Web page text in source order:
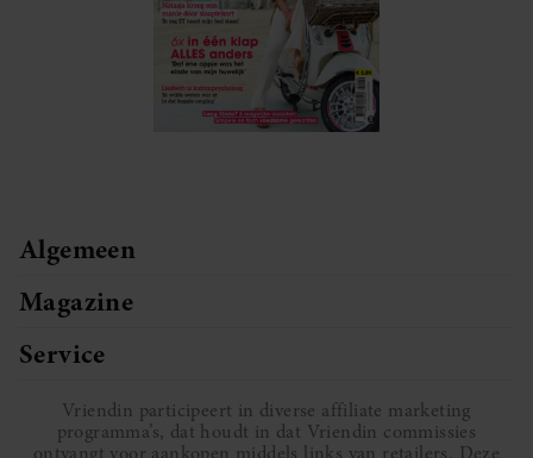
Algemeen
Magazine
Service
Vriendin participeert in diverse affiliate marketing
programma’s, dat houdt in dat Vriendin commissies